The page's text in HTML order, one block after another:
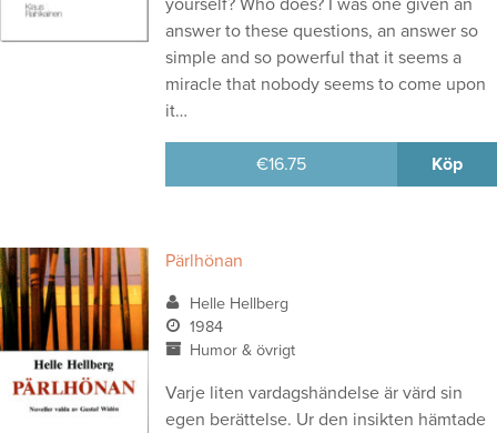
answer to these questions, an answer so
simple and so powerful that it seems a
miracle that nobody seems to come upon
it…
€16.75 Köp
Pärlhönan
Helle Hellberg
1984
Humor & övrigt
Varje liten vardagshändelse är värd sin
egen berättelse. Ur den insikten hämtade